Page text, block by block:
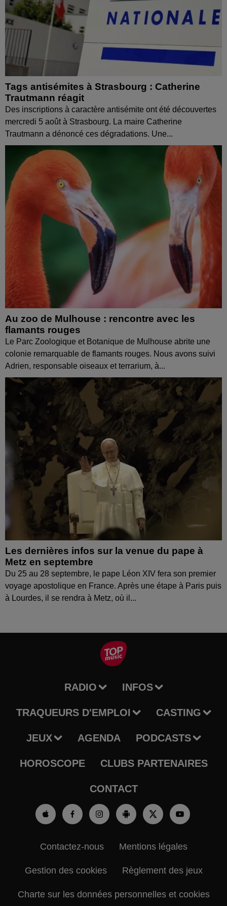
Tags antisémites à Strasbourg : Catherine
Trautmann réagit
Des inscriptions à caractère antisémite ont été découvertes
mercredi 5 août à Strasbourg. La maire Catherine
Trautmann a dénoncé ces dégradations. Une...
Au zoo de Mulhouse : rencontre avec les
flamants rouges
Le Parc Zoologique et Botanique de Mulhouse abrite une
colonie remarquable de flamants rouges. Nous avons suivi
Adrien, responsable oiseaux et terrarium, à...
Les dernières infos sur la venue du pape à
Metz en septembre
Du 25 au 28 septembre, le pape Léon XIV fera son premier
voyage apostolique en France. Après une étape à Paris puis
à Lourdes, il se rendra à Metz, où il...
RADIO INFOS
TRAQUEURS D'EMPLOI CASTING
JEUX AGENDA PODCASTS
HOROSCOPE CLUBS PARTENAIRES
CONTACT
Contactez-nous Mentions légales
Gestion des cookies Règlement des jeux
Charte sur les données personnelles et cookies